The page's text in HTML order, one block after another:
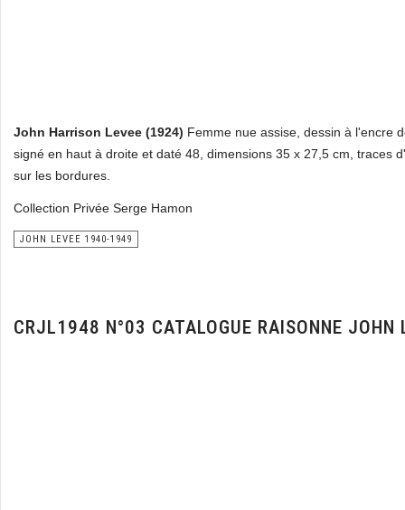
John Harrison Levee (1924) Femme nue assise, dessin à l'encre
signé en haut à droite et daté 48, dimensions 35 x 27,5 cm, traces
sur les bordures.
Collection Privée Serge Hamon
JOHN LEVEE 1940-1949
CRJL1948 N°03 CATALOGUE RAISONNE JOHN